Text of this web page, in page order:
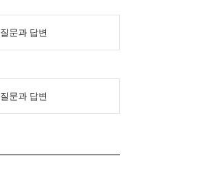
질문과 답변
질문과 답변